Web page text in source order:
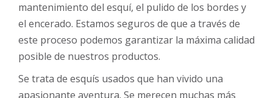
mantenimiento del esquí, el pulido de los bordes y
el encerado. Estamos seguros de que a través de
este proceso podemos garantizar la máxima calidad
posible de nuestros productos.
Se trata de esquís usados que han vivido una
apasionante aventura. Se merecen muchas más